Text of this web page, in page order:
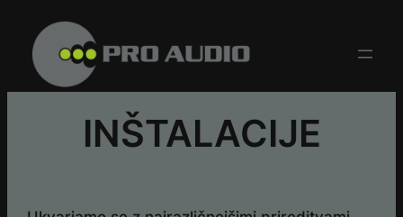
Skip
content
INŠTALACIJE